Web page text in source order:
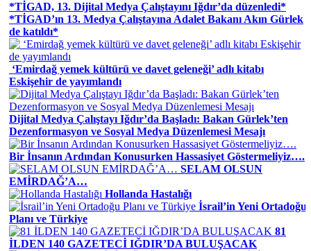
*TİGAD, 13. Dijital Medya Çalıştayını Iğdır’da düzenledi*
*TİGAD’ın 13. Medya Çalıştayına Adalet Bakanı Akın Gürlek
de katıldı*
​ ‘Emirdağ yemek kültürü ve davet geleneği’ adlı kitabı
Eskişehir de yayımlandı
Dijital Medya Çalıştayı Iğdır’da Başladı: Bakan Gürlek’ten
Dezenformasyon ve Sosyal Medya Düzenlemesi Mesajı
Bir İnsanın Ardından Konusurken Hassasiyet Göstermeliyiz….
SELAM OLSUN
EMİRDAĞ’A…
Hollanda Hastalığı
İsrail’in Yeni Ortadoğu
Planı ve Türkiye
81
İLDEN 140 GAZETECİ IĞDIR’DA BULUŞACAK